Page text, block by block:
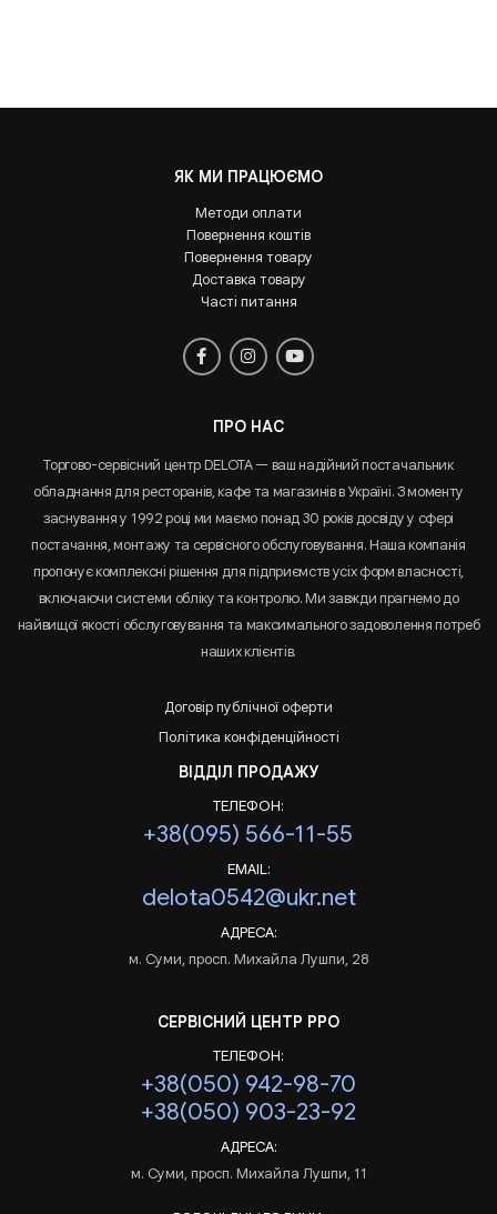
ЯК МИ ПРАЦЮЄМО
Методи оплати
Повернення коштів
Повернення товару
Доставка товару
Часті питання
ПРО НАС
Торгово-сервісний центр DELOTA — ваш надійний постачальник
обладнання для ресторанів, кафе та магазинів в Україні. З моменту
заснування у 1992 році ми маємо понад 30 років досвіду у сфері
постачання, монтажу та сервісного обслуговування. Наша компанія
пропонує комплексні рішення для підприємств усіх форм власності,
включаючи системи обліку та контролю. Ми завжди прагнемо до
найвищої якості обслуговування та максимального задоволення потреб
наших клієнтів.
Договір публічної оферти
Політика конфіденційності
ВІДДІЛ ПРОДАЖУ
ТЕЛЕФОН:
+38(095) 566-11-55
EMAIL:
delota0542@ukr.net
АДРЕСА:
м. Суми, просп. Михайла Лушпи, 28
СЕРВІСНИЙ ЦЕНТР РРО
ТЕЛЕФОН:
+38(050) 942-98-70
+38(050) 903-23-92
АДРЕСА:
м. Суми, просп. Михайла Лушпи, 11